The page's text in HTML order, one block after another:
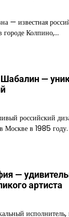
— известная
городе Колпино,…
—
российский
Москве в 1985
—
артиста